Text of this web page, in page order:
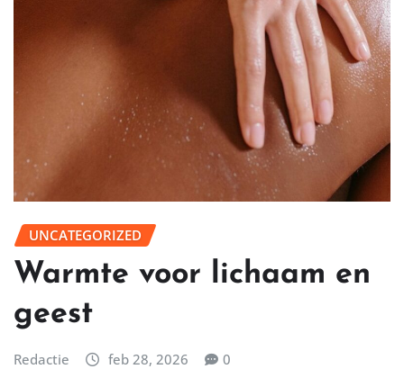
UNCATEGORIZED
Warmte voor lichaam en
geest
Redactie feb 28, 2026 0